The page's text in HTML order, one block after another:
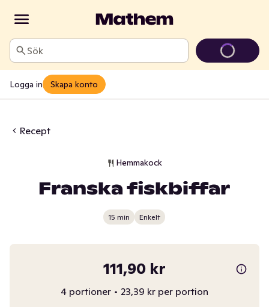
Sök
Logga in Skapa konto
Recept
Hemmakock
Franska fiskbiffar
15 min Enkelt
111,90 kr
4 portioner • 23,39 kr per portion